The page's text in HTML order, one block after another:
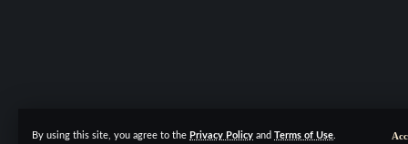
By using this site, you agree to the Privacy Policy and Terms of Use.